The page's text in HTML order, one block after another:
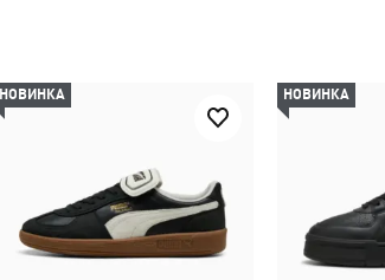
НОВИНКА НОВИНКА